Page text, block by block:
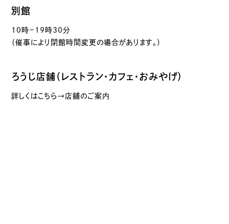
別館
10時－19時30分
（催事により閉館時間変更の場合があります。）
ろうじ店舗（レストラン・カフェ・おみやげ）
詳しくはこちら→店舗のご案内